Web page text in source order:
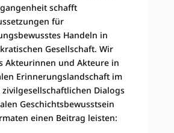
schafft
für
Handeln in
Gesellschaft. Wir
Akteurinnen und Akteure in
Erinnerungslandschaft im
zivilgesellschaftlichen Dialogs
Geschichtsbewusstsein
einen Beitrag leisten: